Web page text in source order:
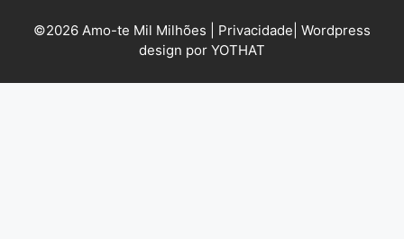
©2026 Amo-te Mil Milhões | Privacidade Wordpress
design por YOTHAT